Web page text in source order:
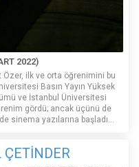
2022)
Özer, ilk ve orta öğrenimini bu
Basın Yayın Yüksek
ve İstanbul Üniversitesi
gördü; ancak üçünü de
sinema yazılarına başladı...